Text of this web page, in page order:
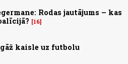
Rodas jautājums – kas
16
kaisle uz futbolu